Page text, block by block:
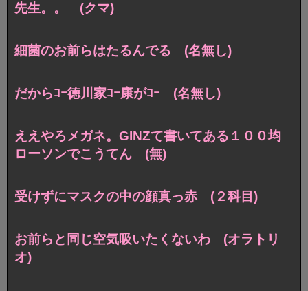
先生。。 (クマ)
細菌のお前らはたるんでる (名無し)
だからｺｰ徳川家ｺｰ康がｺｰ (名無し)
ええやろメガネ。GINZて書いてある１００均
ローソンでこうてん (無)
受けずにマスクの中の顔真っ赤 (２科目)
お前らと同じ空気吸いたくないわ (オラトリ
オ)